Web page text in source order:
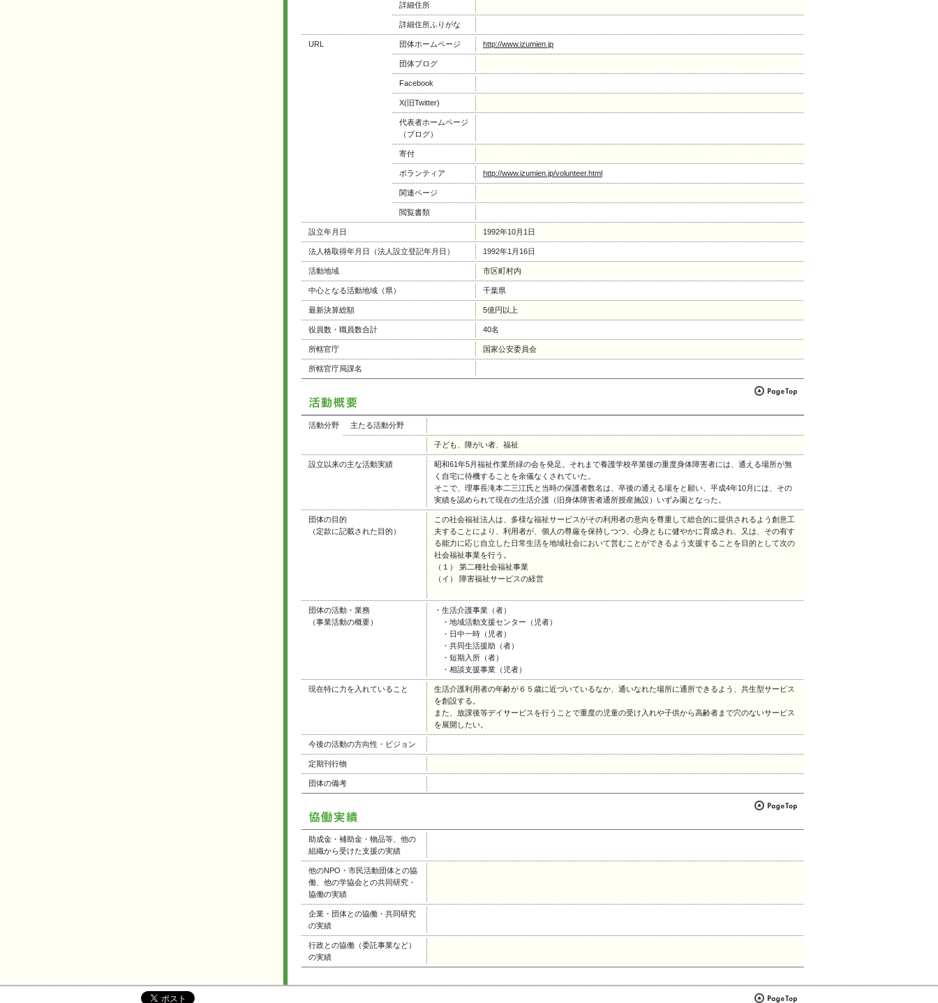
詳細住所
詳細住所ふりがな
URL 団体ホームページ http://www.izumien.jp
団体ブログ
Facebook
X(旧Twitter)
代表者ホームページ
（ブログ）
寄付
ボランティア http://www.izumien.jp/volunteer.html
関連ページ
閲覧書類
設立年月日 1992年10月1日
法人格取得年月日（法人設立登記年月日） 1992年1月16日
活動地域 市区町村内
中心となる活動地域（県） 千葉県
最新決算総額 5億円以上
役員数・職員数合計 40名
所轄官庁 国家公安委員会
所轄官庁局課名
活動分野 主たる活動分野
子ども、障がい者、福祉
設立以来の主な活動実績
昭和61年5月福祉作業所緑の会を発足。それまで養護学校卒業後の重度身体障害者には、通える場所が無
く自宅に待機することを余儀なくされていた。
そこで、理事長滝本二三江氏と当時の保護者数名は、卒後の通える場をと願い、平成4年10月には、その
実績を認められて現在の生活介護（旧身体障害者通所授産施設）いずみ園となった。
団体の目的
（定款に記載された目的）
この社会福祉法人は、多様な福祉サービスがその利用者の意向を尊重して総合的に提供されるよう創意工
夫することにより、利用者が、個人の尊厳を保持しつつ、心身ともに健やかに育成され、又は、その有す
る能力に応じ自立した日常生活を地域社会において営むことができるよう支援することを目的として次の
社会福祉事業を行う。
（１） 第二種社会福祉事業
（イ） 障害福祉サービスの経営
団体の活動・業務
（事業活動の概要）
・生活介護事業（者）
・地域活動支援センター（児者）
・日中一時（児者）
・共同生活援助（者）
・短期入所（者）
・相談支援事業（児者）
現在特に力を入れていること
生活介護利用者の年齢が６５歳に近づいているなか、通いなれた場所に通所できるよう、共生型サービス
を創設する。
また、放課後等デイサービスを行うことで重度の児童の受け入れや子供から高齢者まで穴のないサービス
を展開したい。
今後の活動の方向性・ビジョン
定期刊行物
団体の備考
助成金・補助金・物品等、他の
組織から受けた支援の実績
他のNPO・市民活動団体との協
働、他の学協会との共同研究・
協働の実績
企業・団体との協働・共同研究
の実績
行政との協働（委託事業など）
の実績